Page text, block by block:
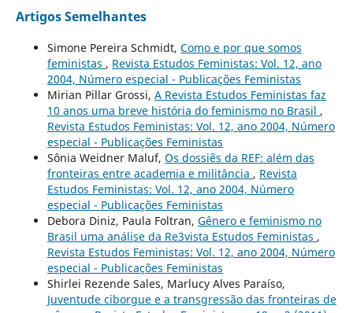
Artigos Semelhantes
Simone Pereira Schmidt, Como e por que somos
feministas , Revista Estudos Feministas: Vol. 12, ano
2004, Número especial - Publicações Feministas
Mirian Pillar Grossi, A Revista Estudos Feministas faz
10 anos uma breve história do feminismo no Brasil ,
Revista Estudos Feministas: Vol. 12, ano 2004, Número
especial - Publicações Feministas
Sônia Weidner Maluf, Os dossiês da REF: além das
fronteiras entre academia e militância , Revista
Estudos Feministas: Vol. 12, ano 2004, Número
especial - Publicações Feministas
Debora Diniz, Paula Foltran, Gênero e feminismo no
Brasil uma análise da Re3vista Estudos Feministas ,
Revista Estudos Feministas: Vol. 12, ano 2004, Número
especial - Publicações Feministas
Shirlei Rezende Sales, Marlucy Alves Paraíso,
Juventude ciborgue e a transgressão das fronteiras de